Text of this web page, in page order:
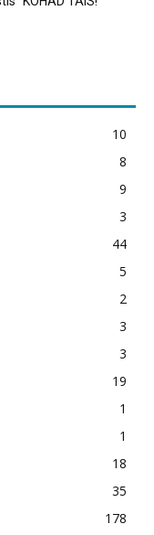
10
8
9
3
44
5
2
3
3
19
1
1
18
35
178